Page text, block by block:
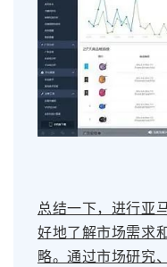
总结一下，进行亚
好地了解市场需求
略。通过市场研究